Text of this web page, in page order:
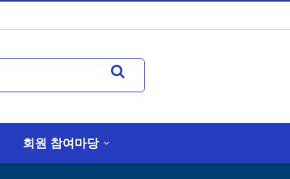
회원 참여마당